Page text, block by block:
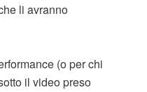
li avranno
(o per chi
il video preso